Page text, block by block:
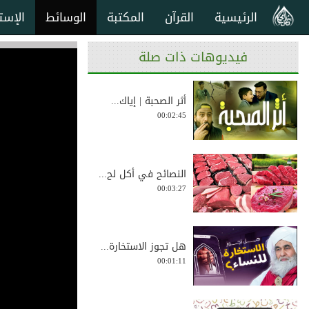
الوسائط المكتبة القرآن الرئيسية
فيديوهات ذات صلة
أثر الصحبة | إياك...
00:02:45
النصائح في أكل لح...
00:03:27
هل تجوز الاستخارة...
00:01:11